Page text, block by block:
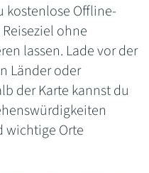
kostenlose Offline-
ohne
lassen. Lade vor der
Länder oder
der Karte kannst du
wichtige Orte